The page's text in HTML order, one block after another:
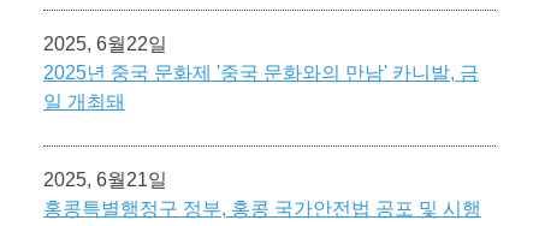
2025, 6월22일
2025년 중국 문화제 '중국 문화와의 만남' 카니발, 금
일 개최돼
2025, 6월21일
홍콩특별행정구 정부, 홍콩 국가안전법 공포 및 시행